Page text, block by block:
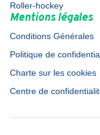
Roller-hockey
Mentions légales
Conditions Générales
Politique de
Charte sur les cookies
Centre de